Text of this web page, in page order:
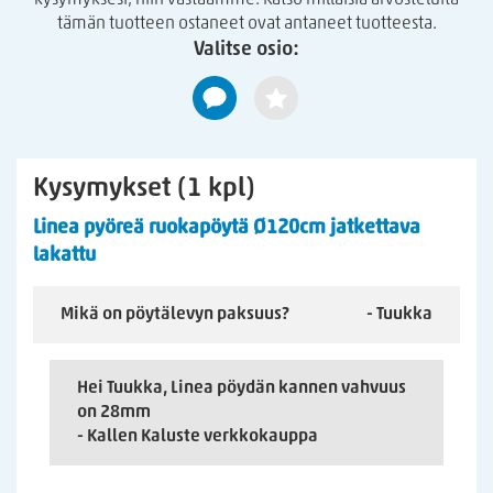
runsasta veden käyttöä ja pitkäaikaista nesteen vaikutusta.
Roiskeet ja tahrat on poistettava välittömästi kostealla
tämän tuotteen ostaneet ovat antaneet tuotteesta.
Valitse osio:
Kysymykset (1 kpl)
Linea pyöreä ruokapöytä Ø120cm jatkettava
lakattu
Mikä on pöytälevyn paksuus? - Tuukka
Hei Tuukka, Linea pöydän kannen vahvuus
on 28mm
- Kallen Kaluste verkkokauppa